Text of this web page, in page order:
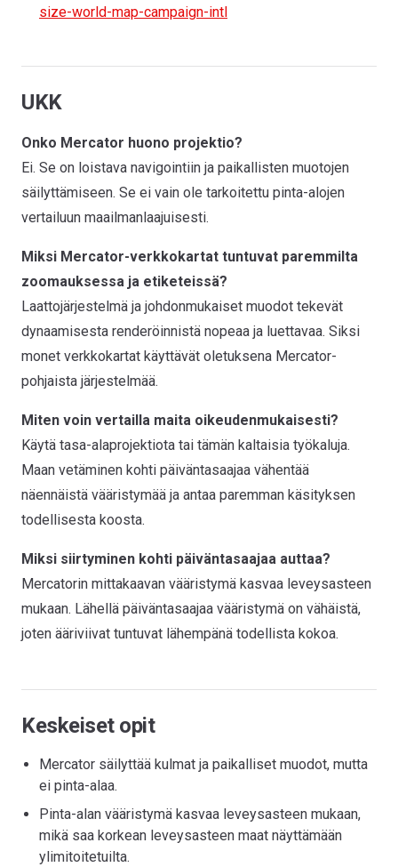
size-world-map-campaign-intl
UKK
Onko Mercator huono projektio?
Ei. Se on loistava navigointiin ja paikallisten muotojen
säilyttämiseen. Se ei vain ole tarkoitettu pinta-alojen
vertailuun maailmanlaajuisesti.
Miksi Mercator-verkkokartat tuntuvat paremmilta
zoomauksessa ja etiketeissä?
Laattojärjestelmä ja johdonmukaiset muodot tekevät
dynaamisesta renderöinnistä nopeaa ja luettavaa. Siksi
monet verkkokartat käyttävät oletuksena Mercator-
pohjaista järjestelmää.
Miten voin vertailla maita oikeudenmukaisesti?
Käytä tasa-alaprojektiota tai tämän kaltaisia työkaluja.
Maan vetäminen kohti päiväntasaajaa vähentää
näennäistä vääristymää ja antaa paremman käsityksen
todellisesta koosta.
Miksi siirtyminen kohti päiväntasaajaa auttaa?
Mercatorin mittakaavan vääristymä kasvaa leveysasteen
mukaan. Lähellä päiväntasaajaa vääristymä on vähäistä,
joten ääriviivat tuntuvat lähempänä todellista kokoa.
Keskeiset opit
Mercator säilyttää kulmat ja paikalliset muodot, mutta
ei pinta-alaa.
Pinta-alan vääristymä kasvaa leveysasteen mukaan,
mikä saa korkean leveysasteen maat näyttämään
ylimitoitetuilta.